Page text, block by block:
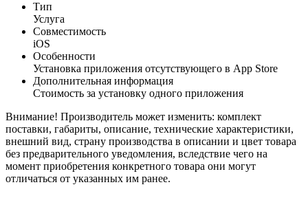
Тип
Услуга
Совместимость
iOS
Особенности
Установка приложения отсутствующего в App Store
Дополнительная информация
Стоимость за установку одного приложения
Внимание! Производитель может изменить: комплект
поставки, габариты, описание, технические характеристики,
внешний вид, страну производства в описании и цвет товара
без предварительного уведомления, вследствие чего на
момент приобретения конкретного товара они могут
отличаться от указанных им ранее.